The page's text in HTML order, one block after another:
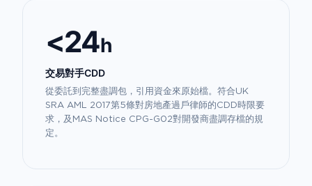
<24h
交易對手CDD
從委託到完整盡調包，引用資金來原始檔。符合UK
SRA AML 2017第5條對房地產過戶律師的CDD時限要
求，及MAS Notice CPG-G02對開發商盡調存檔的規
定。